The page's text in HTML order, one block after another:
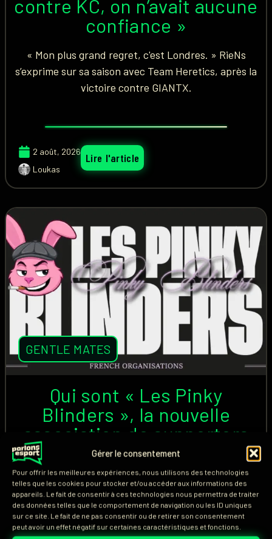
Gérer le consentement
Pour offrir les meilleures expériences, nous utilisons des technologies
telles que les cookies pour stocker et/ou accéder aux informations des
appareils. Le fait de consentir à ces technologies nous permettra de traiter
des données telles que le comportement de navigation ou les ID uniques
sur ce site. Le fait de ne pas consentir ou de retirer son consentement
peut avoir un effet négatif sur certaines caractéristiques et fonctions.
contre KC, on n’avait aucune
confiance »
« Mon plus grand regret, c'est Londres. » RieNs
s’exprime sur sa saison avec Team Heretics, après la
victoire contre GIANTX.
2 août, 2026
Loukas
Lire l'article
GENTLE MATES
Qui sont « Les Pinky
Blinders », la nouvelle
association de supporters
de Gentle Mates ?
Alors que les The Gentle Suits est l'association de
supporters présente à tous les événements pour
soutenir Gentle Mates (M8), une nouvelle
organisation vient de naître. Membres, identité,